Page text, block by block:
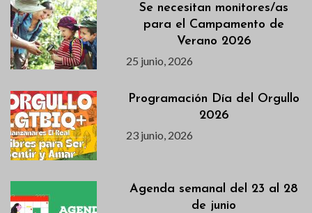
Se necesitan monitores/as
para el Campamento de
Verano 2026
25 junio, 2026
Programación Día del Orgullo
2026
23 junio, 2026
Agenda semanal del 23 al 28
de junio